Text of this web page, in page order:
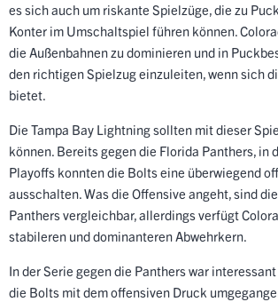
es sich auch um riskante Spielzüge, die zu
Konter im Umschaltspiel führen können.
die Außenbahnen zu dominieren und in
den richtigen Spielzug einzuleiten, wenn sich
bietet.
Die Tampa Bay Lightning sollten mit dieser
können. Bereits gegen die Florida Panthers, in
Playoffs konnten die Bolts eine überwiegend
ausschalten. Was die Offensive angeht, sind
Panthers vergleichbar, allerdings verfügt
stabileren und dominanteren Abwehrkern.
In der Serie gegen die Panthers war
die Bolts mit dem offensiven Druck